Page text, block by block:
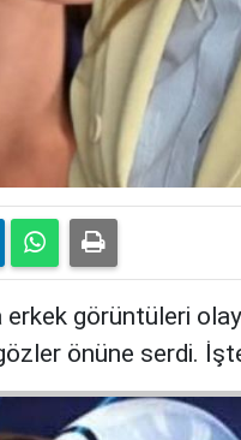
görüntüleri
önüne serdi.